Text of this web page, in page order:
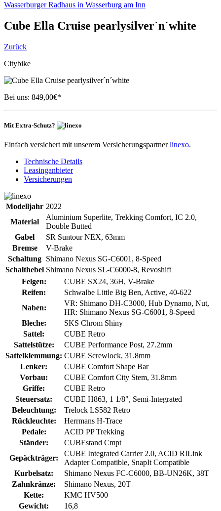
Wasserburger Radhaus in Wasserburg am Inn
Cube Ella Cruise pearlysilver´n´white
Zurück
Citybike
Bei uns: 849,00€*
Mit Extra-Schutz?
Einfach versichert mit unserem Versicherungspartnerlinexo.
Technische Details
Leasinganbieter
Versicherungen
Modelljahr 2022
Material
Aluminium Superlite, Trekking Comfort, IC 2.0,
Double Butted
Gabel
SR Suntour NEX, 63mm
Bremse
V-Brake
Schaltung Shimano Nexus SG-C6001, 8-Speed
Schalthebel Shimano Nexus SL-C6000-8, Revoshift
Felgen:
CUBE SX24, 36H, V-Brake
Reifen:
Schwalbe Little Big Ben, Active, 40-622
Naben:
VR: Shimano DH-C3000, Hub Dynamo, Nut,
HR: Shimano Nexus SG-C6001, 8-Speed
Bleche:
SKS Chrom Shiny
Sattel:
CUBE Retro
Sattelstütze:
CUBE Performance Post, 27.2mm
Sattelklemmung: CUBE Screwlock, 31.8mm
Lenker:
CUBE Comfort Shape Bar
Vorbau:
CUBE Comfort City Stem, 31.8mm
Griffe:
CUBE Retro
Steuersatz:
CUBE H863, 1 1/8", Semi-Integrated
Beleuchtung:
Trelock LS582 Retro
Rückleuchte:
Herrmans H-Trace
Pedale:
ACID PP Trekking
Ständer:
CUBEstand Cmpt
Gepäckträger:
CUBE Integrated Carrier 2.0, ACID RILink
Adapter Compatible, SnapIt Compatible
Kurbelsatz:
Shimano Nexus FC-C6000, BB-UN26K, 38T
Zahnkränze:
Shimano Nexus, 20T
Kette:
KMC HV500
Gewicht:
16,8